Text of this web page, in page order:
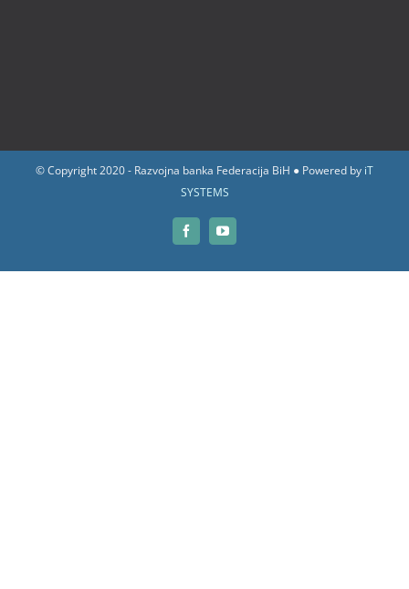
© Copyright 2020 - Razvojna banka Federacija BiH ● Powered by iT
SYSTEMS
FacebookYouTube